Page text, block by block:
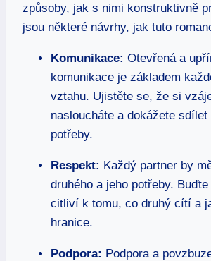
způsoby, jak s nimi konstruktivně
jsou některé návrhy, jak tuto
Komunikace: Otevřená a
komunikace je základem
vztahu. Ujistěte se, že si
nasloucháte a dokážete
potřeby.
Respekt: Každý partner by
druhého a jeho potřeby.
citliví k tomu, co druhý cítí a
hranice.
Podpora: Podpora a